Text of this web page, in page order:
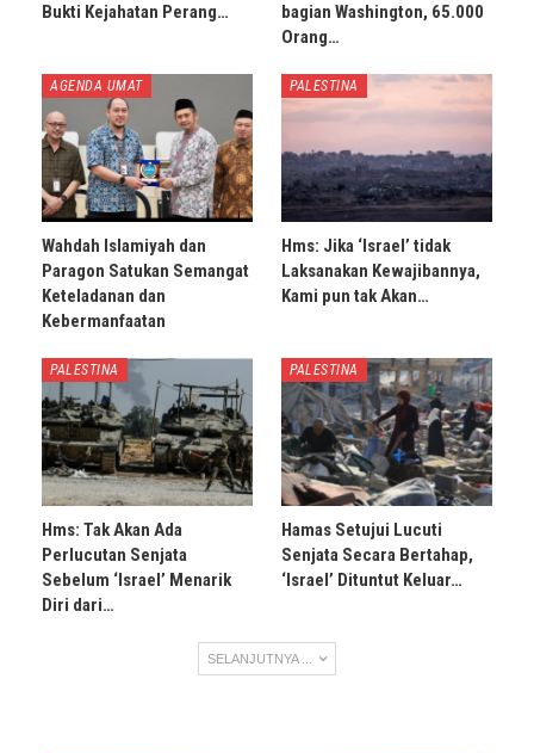
Bukti Kejahatan Perang…
bagian Washington, 65.000
Orang…
AGENDA UMAT
Wahdah Islamiyah dan
Paragon Satukan Semangat
Keteladanan dan
Kebermanfaatan
PALESTINA
Hms: Jika ‘Israel’ tidak
Laksanakan Kewajibannya,
Kami pun tak Akan…
PALESTINA
Hms: Tak Akan Ada
Perlucutan Senjata
Sebelum ‘Israel’ Menarik
Diri dari…
PALESTINA
Hamas Setujui Lucuti
Senjata Secara Bertahap,
‘Israel’ Dituntut Keluar…
SELANJUTNYA ...